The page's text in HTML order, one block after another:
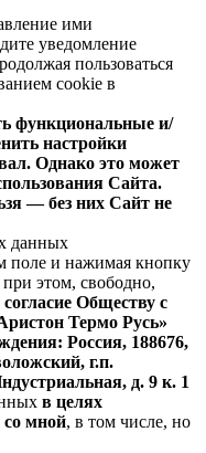
ими
уведомление
пользоваться
cookie в
функциональные и/
настройки
Однако это может
Сайта.
— без них Сайт не
данных
поле и нажимая кнопку
этом, свободно,
Обществу с
Термо Русь»
Россия, 188676,
г.п.
д. 9 к. 1
в целях
со мной, в том числе, но